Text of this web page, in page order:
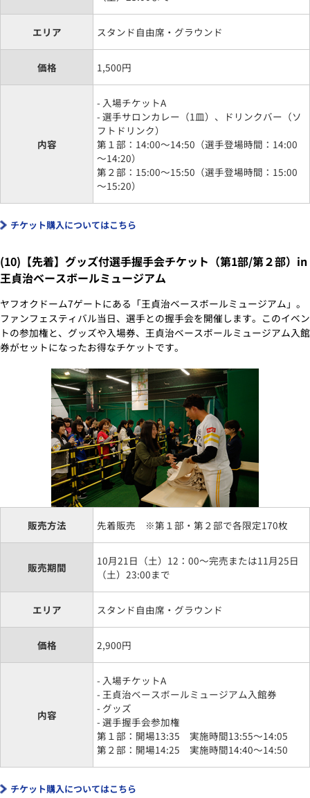
エリア スタンド自由席・グラウンド
価格 1,500円
内容
- 入場チケットA
- 選手サロンカレー（1皿）、ドリンクバー（ソ
フトドリンク）
第１部：14:00～14:50（選手登場時間：14:00
～14:20）
第２部：15:00～15:50（選手登場時間：15:00
～15:20）
チケット購入についてはこちら
(10)【先着】グッズ付選手握手会チケット（第1部/第２部）in
王貞治ベースボールミュージアム
ヤフオクドーム7ゲートにある「王貞治ベースボールミュージアム」。
ファンフェスティバル当日、選手との握手会を開催します。このイベン
トの参加権と、グッズや入場券、王貞治ベースボールミュージアム入館
券がセットになったお得なチケットです。
販売方法 先着販売 ※第１部・第２部で各限定170枚
販売期間
10月21日（土）12：00～完売または11月25日
（土）23:00まで
エリア スタンド自由席・グラウンド
価格 2,900円
内容
- 入場チケットA
- 王貞治ベースボールミュージアム入館券
- グッズ
- 選手握手会参加権
第１部：開場13:35 実施時間13:55～14:05
第２部：開場14:25 実施時間14:40～14:50
チケット購入についてはこちら